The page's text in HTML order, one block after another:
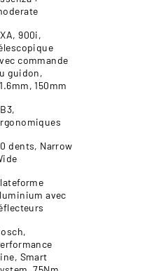
900i,
commande
guidon,
150mm
dents, Narrow
avec
Smart